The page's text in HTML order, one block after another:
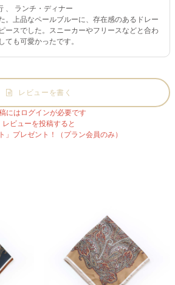
、 ランチ・ディナー
。上品なペールブルーに、存在感のあるドレー
ースでした。スニーカーやフリースなどと合わ
ても可愛かったです。
レビューを書く
にはログインが必要です
レビューを投稿すると
」プレゼント！（プラン会員のみ）